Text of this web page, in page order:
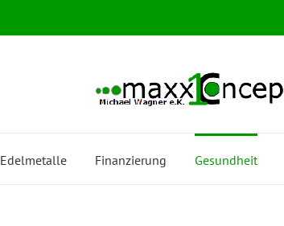
Edelmetalle Finanzierung Gesundheit